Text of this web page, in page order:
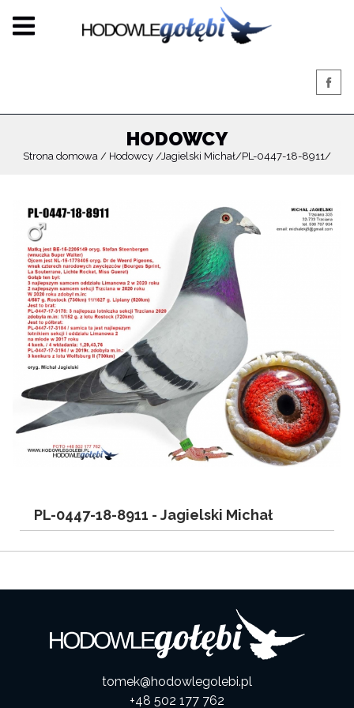
HODOWCY
Strona domowa Hodowcy Jagielski Michał PL-0447-18-8911
PL-0447-18-8911 - Jagielski Michał
tomek@hodowlegolebi.pl
+48 502 177 762